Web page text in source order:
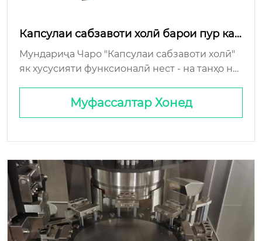
Капсулаи сабзавоти холӣ барои пур кар
дани иловаи тоза
Мундариҷа Чаро "Капсулаи сабзавоти холӣ"
як хусусияти функсионалӣ нест - на танҳо ни
он ҷое, ки назария ба Хопперҳои Jammed му
вофиқат мекунад, на танҳо нархи воҳид аст -
Муфассалтар Хонед